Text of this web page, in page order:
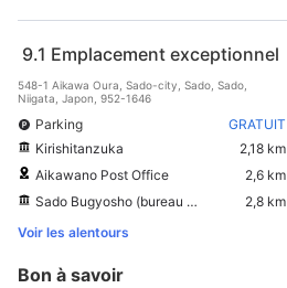
9.1 Emplacement exceptionnel
548-1 Aikawa Oura, Sado-city, Sado, Sado,
Niigata, Japon, 952-1646
Parking
GRATUIT
Kirishitanzuka
2,18 km
Aikawano Post Office
2,6 km
Sado Bugyosho (bureau du magistrat)
2,8 km
Voir les alentours
Bon à savoir